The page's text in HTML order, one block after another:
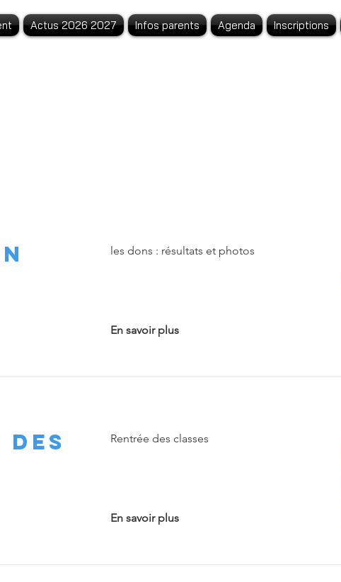
Actus 2026 2027 Infos parents Agenda Inscriptions
les dons : résultats et photos
En savoir plus
des
Rentrée des classes
En savoir plus